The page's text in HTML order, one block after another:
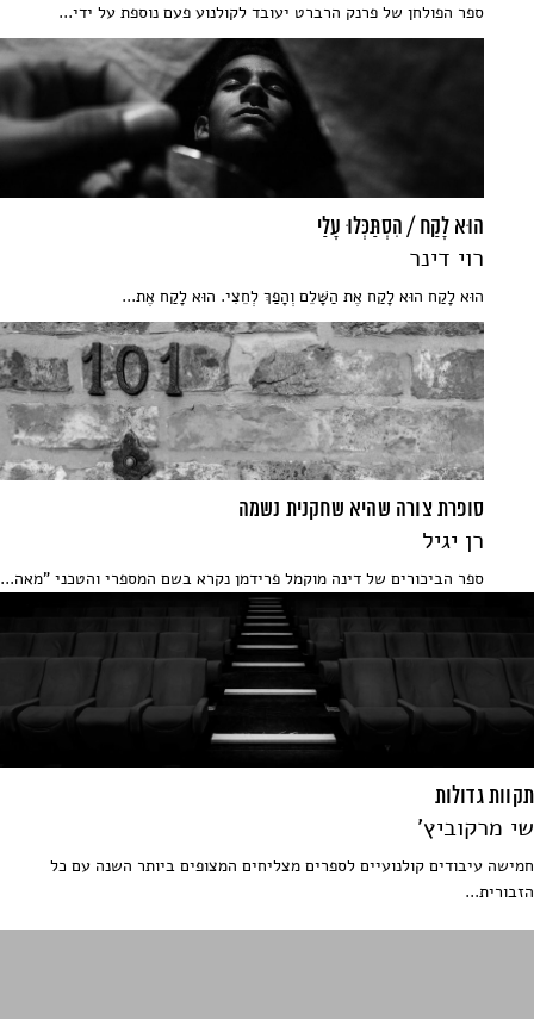
ספר הפולחן של פרנק הרברט יעובד לקולנוע פעם נוספת על ידי...
הוּא לָקַח / הִסְתַּכְּלוּ עָלַי
רוי דינר
הוּא לָקַח הוּא לָקַח אֶת הַשָּׁלֵם וְהָפַךְ לְחֵצִי. הוּא לָקַח אֶת...
סופרת צורה שהיא שחקנית נשמה
רן יגיל
ספר הביכורים של דינה מוקמל פרידמן נקרא בשם המספרי והטכני "מאה...
תקוות גדולות
שי מרקוביץ'
חמישה עיבודים קולנועיים לספרים מצליחים המצופים ביותר השנה עם כל
הזבורית...